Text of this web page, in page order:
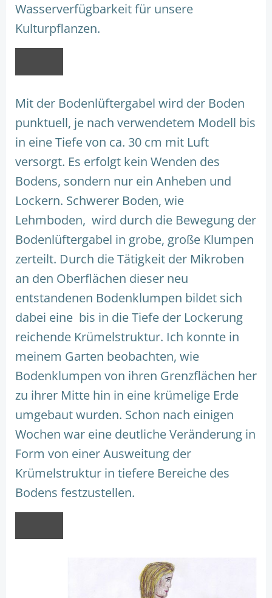
Wasserverfügbarkeit für unsere
Kulturpflanzen.
Mit der Bodenlüftergabel wird der Boden
punktuell, je nach verwendetem Modell bis
in eine Tiefe von ca. 30 cm mit Luft
versorgt. Es erfolgt kein Wenden des
Bodens, sondern nur ein Anheben und
Lockern. Schwerer Boden, wie
Lehmboden, wird durch die Bewegung der
Bodenlüftergabel in grobe, große Klumpen
zerteilt. Durch die Tätigkeit der Mikroben
an den Oberflächen dieser neu
entstandenen Bodenklumpen bildet sich
dabei eine bis in die Tiefe der Lockerung
reichende Krümelstruktur. Ich konnte in
meinem Garten beobachten, wie
Bodenklumpen von ihren Grenzflächen her
zu ihrer Mitte hin in eine krümelige Erde
umgebaut wurden. Schon nach einigen
Wochen war eine deutliche Veränderung in
Form von einer Ausweitung der
Krümelstruktur in tiefere Bereiche des
Bodens festzustellen.